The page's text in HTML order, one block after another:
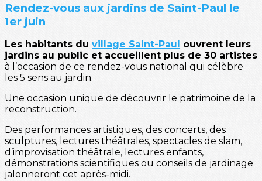
Rendez-vous aux jardins de Saint-Paul le
1er juin
Les habitants du village Saint-Paul
ouvrent leurs
jardins au public et accueillent plus de 30 artistes
à l’occasion de ce rendez-vous national qui célèbre
les 5 sens au jardin.
Une occasion unique de découvrir le patrimoine de la
reconstruction.
Des performances artistiques, des concerts, des
sculptures, lectures théâtrales, spectacles de slam,
d’improvisation théâtrale, lectures enfants,
démonstrations scientifiques ou conseils de jardinage
jalonneront cet après-midi.